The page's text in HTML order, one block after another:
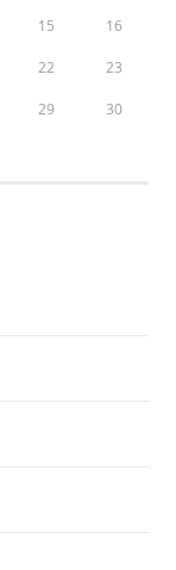
15 16
22 23
29 30